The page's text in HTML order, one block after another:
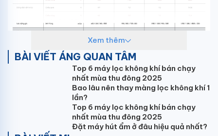
Xem thêm
BÀI VIẾT ÁNG QUAN TÂM
Top 6 máy lọc không khí bán chạy
nhất mùa thu đông 2025
Bao lâu nên thay màng lọc không khí 1
lần?
Top 6 máy lọc không khí bán chạy
nhất mùa thu đông 2025
Đặt máy hút ẩm ở đâu hiệu quả nhất?